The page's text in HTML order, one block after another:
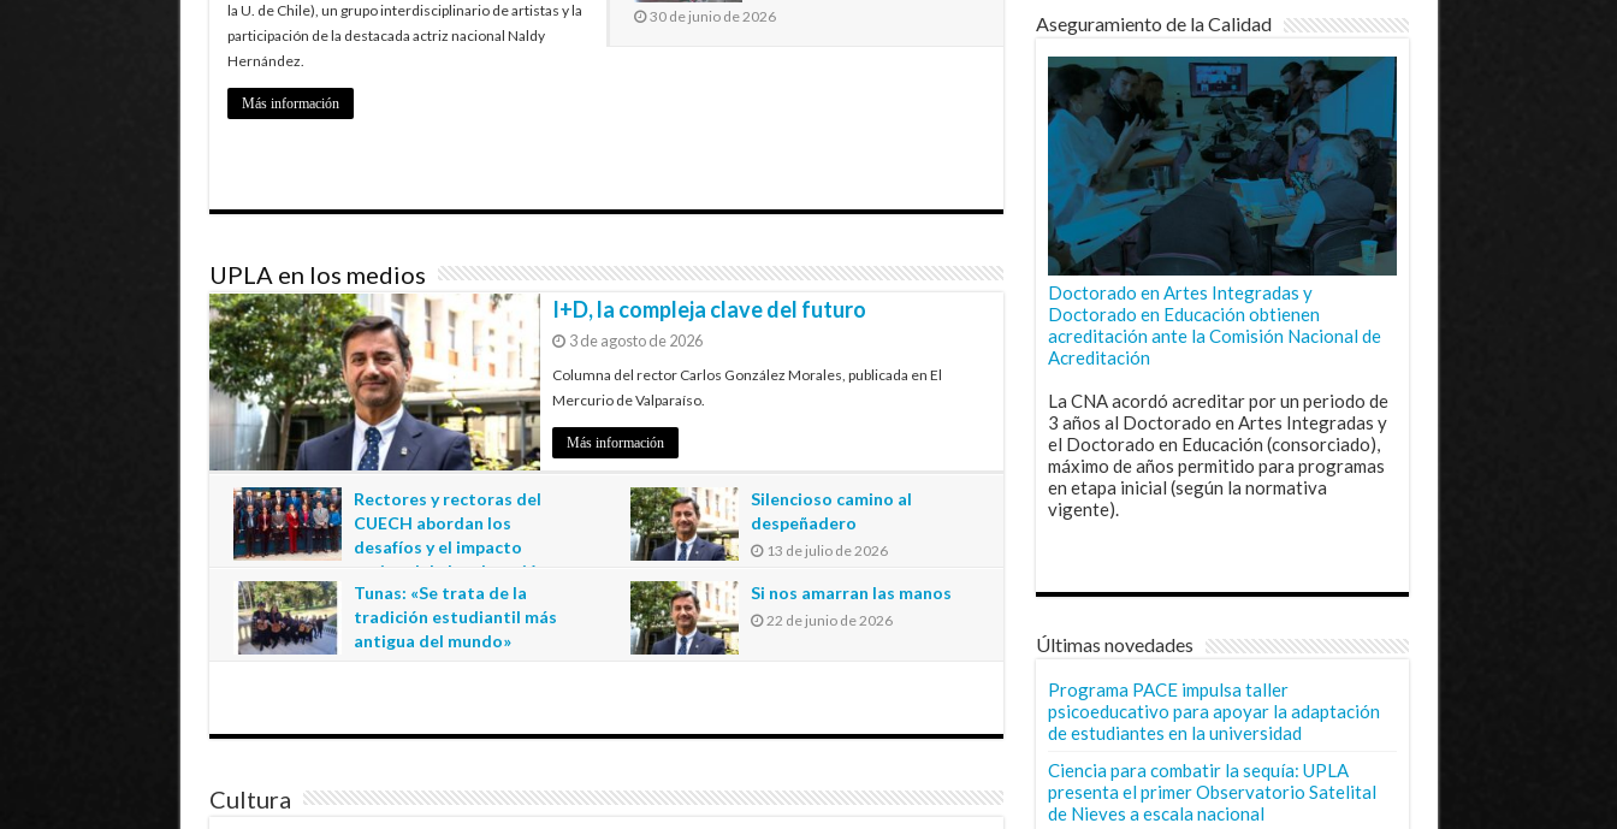
la U. de Chile), un grupo interdisciplinario de artistas y la
participación de la destacada actriz nacional Naldy
Hernández.
Más información
30 de junio de 2026
UPLA en los medios
I+D, la compleja clave del futuro
3 de agosto de 2026
Columna del rector Carlos González Morales, publicada en El
Mercurio de Valparaíso.
Más información
Rectores y rectoras del
CUECH abordan los
desafíos y el impacto
regional de la educación
estatal en Tarapacá
20 de julio de 2026
Silencioso camino al
despeñadero
13 de julio de 2026
Tunas: «Se trata de la
tradición estudiantil más
antigua del mundo»
Si nos amarran las manos
22 de junio de 2026
Cultura
Aseguramiento de la Calidad
Doctorado en Artes Integradas y
Doctorado en Educación obtienen
acreditación ante la Comisión Nacional de
Acreditación
La CNA acordó acreditar por un periodo de
3 años al Doctorado en Artes Integradas y
el Doctorado en Educación (consorciado),
máximo de años permitido para programas
en etapa inicial (según la normativa
vigente).
Últimas novedades
Programa PACE impulsa taller
psicoeducativo para apoyar la adaptación
de estudiantes en la universidad
Ciencia para combatir la sequía: UPLA
presenta el primer Observatorio Satelital
de Nieves a escala nacional